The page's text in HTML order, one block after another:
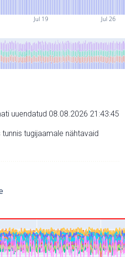
Jul 19 Jul 26
uuendatud 08.08.2026 21:43:45
tugijaamale nähtavaid